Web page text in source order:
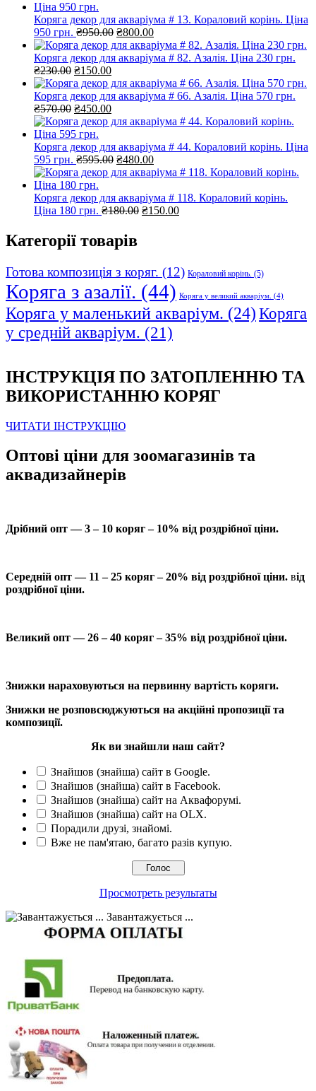
Коряга декор для акваріума # 13. Кораловий корінь. Ціна
950 грн. ₴950.00 Оригінальна
ціна:
₴950.00.
₴800.00Поточна
ціна:
₴800.00.
Коряга декор для акваріума # 82. Азалія. Ціна 230 грн.
₴230.00 Оригінальна
ціна:
₴230.00.
₴150.00Поточна
ціна:
₴150.00.
Коряга декор для акваріума # 66. Азалія. Ціна 570 грн.
₴570.00 Оригінальна
ціна:
₴570.00.
₴450.00Поточна
ціна:
Коряга декор для акваріума # 44. Кораловий корінь. Ціна
595 грн. ₴595.00 Оригінальна
ціна:
₴480.00Поточна
ціна:
Коряга декор для акваріума # 118. Кораловий корінь.
Ціна 180 грн. ₴180.00 Оригінальна
₴150.00Поточна
Категорії товарів
Готова композиція з коряг. (12) Кораловий корінь. (5)
Коряга з азалії. (44) Коряга у великий акваріум. (4)
Коряга у маленький акваріум. (24)Коряга
у средній акваріум. (21)
ІНСТРУКЦІЯ ПО ЗАТОПЛЕННЮ ТА
ВИКОРИСТАННЮ КОРЯГ
ЧИТАТИ ІНСТРУКЦІЮ
Оптові ціни для зоомагазинів та
аквадизайнерів
Дрібний опт — 3 – 10 коряг – 10% від роздрібної ціни.
Середній опт — 11 – 25 коряг – 20% від роздрібної ціни. від
роздрібної ціни.
Великий опт — 26 – 40 коряг – 35% від роздрібної ціни.
Знижки нараховуються на первинну вартість коряги.
Знижки не розповсюджуються на акційні пропозиції та
композиції.
Як ви знайшли наш сайт?
Знайшов (знайша) сайт в Google.
Знайшов (знайша) сайт в Facebook.
Знайшов (знайша) сайт на Аквафорумі.
Знайшов (знайша) сайт на OLX.
Порадили друзі, знайомі.
Вже не пам'ятаю, багато разів купую.
Просмотреть результаты
Завантажується ...